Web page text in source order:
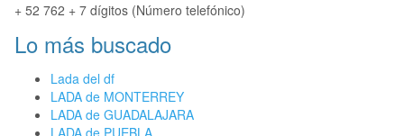
+ 52 762 + 7 dígitos (Número telefónico)
Lo más buscado
Lada del df
LADA de MONTERREY
LADA de GUADALAJARA